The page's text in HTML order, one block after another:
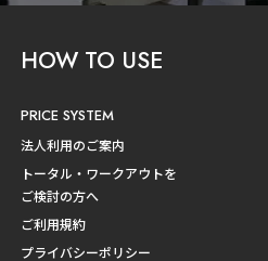
HOW TO USE
PRICE SYSTEM
法人利用のご案内
トータル・ワークアウトを
ご検討の方へ
ご利用規約
プライバシーポリシー